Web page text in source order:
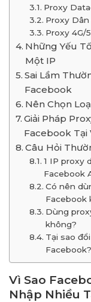
Proxy
Proxy
Proxy 4G/
Những Yếu
Một IP
Sai Lầm
Facebook
Nên Chọn
Giải Pháp
Facebook Tại
Câu Hỏi
1 IP proxy
Facebook
Có nên
Facebook
Dùng
không?
Tại sao
Facebook?
Vì Sao
Nhập Nhiều